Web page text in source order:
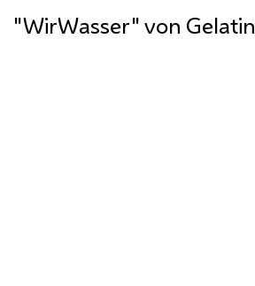
"WirWasser" von Gelatin